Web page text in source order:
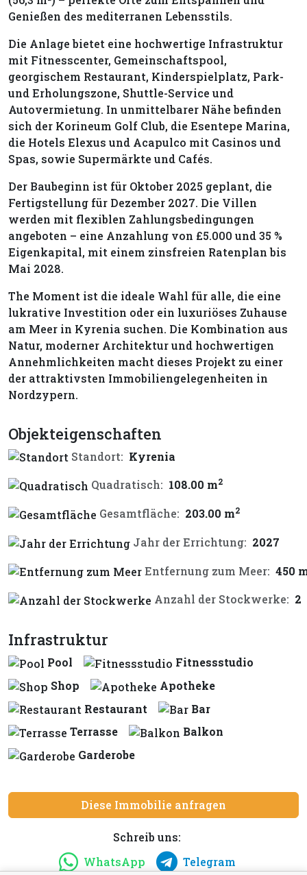
Genießen des mediterranen Lebensstils.
Die Anlage bietet eine hochwertige Infrastruktur
mit Fitnesscenter, Gemeinschaftspool,
georgischem Restaurant, Kinderspielplatz, Park-
und Erholungszone, Shuttle-Service und
Autovermietung. In unmittelbarer Nähe befinden
sich der Korineum Golf Club, die Esentepe Marina,
die Hotels Elexus und Acapulco mit Casinos und
Spas, sowie Supermärkte und Cafés.
Der Baubeginn ist für Oktober 2025 geplant, die
Fertigstellung für Dezember 2027. Die Villen
werden mit flexiblen Zahlungsbedingungen
angeboten – eine Anzahlung von £5.000 und 35 %
Eigenkapital, mit einem zinsfreien Ratenplan bis
Mai 2028.
The Moment ist die ideale Wahl für alle, die eine
lukrative Investition oder ein luxuriöses Zuhause
am Meer in Kyrenia suchen. Die Kombination aus
Natur, moderner Architektur und hochwertigen
Annehmlichkeiten macht dieses Projekt zu einer
der attraktivsten Immobiliengelegenheiten in
Nordzypern.
Objekteigenschaften
Standort: Kyrenia
Quadratisch: 108.00 m2
Gesamtfläche: 203.00 m2
Jahr der Errichtung: 2027
Entfernung zum Meer: 450
Anzahl der Stockwerke: 2
Infrastruktur
Pool
Fitnessstudio
Shop
Apotheke
Restaurant
Bar
Terrasse
Balkon
Garderobe
Diese Immobilie anfragen
Schreib uns:
WhatsApp
Telegram